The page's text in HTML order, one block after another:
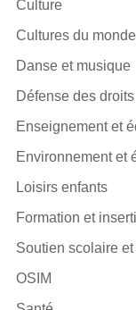
Culture
Cultures du
Danse et musique
Défense des droits
Enseignement et
Environnement et
Loisirs enfants
Formation et
Soutien scolaire
OSIM